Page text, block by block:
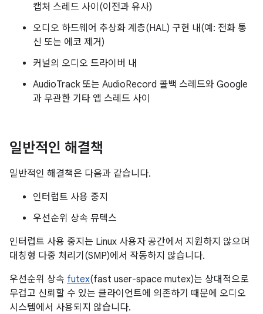
캡처 스레드 사이(이전과 유사)
오디오 하드웨어 추상화 계층(HAL) 구현 내(예: 전화 통
신 또는 에코 제거)
커널의 오디오 드라이버 내
AudioTrack 또는 AudioRecord 콜백 스레드와 Google
과 무관한 기타 앱 스레드 사이
일반적인 해결책
일반적인 해결책은 다음과 같습니다.
인터럽트 사용 중지
우선순위 상속 뮤텍스
인터럽트 사용 중지는 Linux 사용자 공간에서 지원하지 않으며
대칭형 다중 처리기(SMP)에서 작동하지 않습니다.
우선순위 상속 futex(fast user-space mutex)는 상대적으로
무겁고 신뢰할 수 있는 클라이언트에 의존하기 때문에 오디오
시스템에서 사용되지 않습니다.